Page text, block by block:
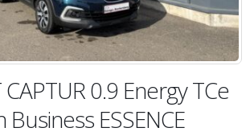
CAPTUR 0.9 Energy TCe
Business ESSENCE